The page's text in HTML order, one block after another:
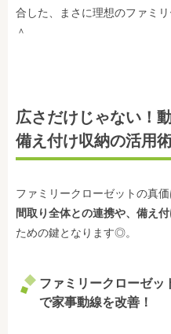
合した、まさに理想のファミ
＾
広さだけじゃない！
備え付け収納の活用
ファミリークローゼットの真
間取り全体との連携や、備え
ための鍵となります◎。
ファミリークローゼッ
で家事動線を改善 ！